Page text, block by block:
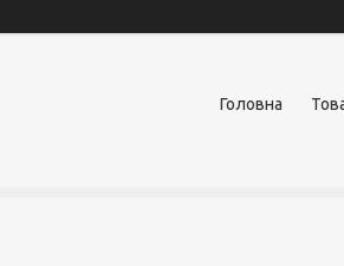
Головна